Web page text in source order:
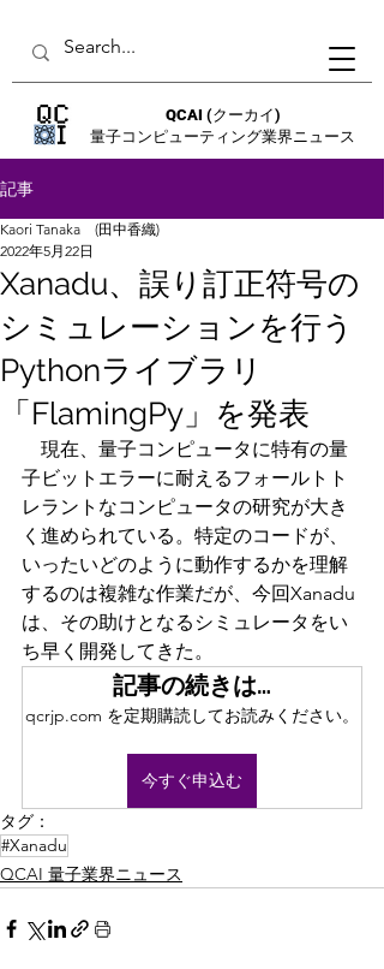
QCAI (クーカイ)
量子コンピューティング業界ニュース
記事
Xanadu、誤り訂正符号の
シミュレーションを行う
Pythonライブラリ
「FlamingPy」を発表
Kaori Tanaka (田中香織)
2022年5月22日
現在、量子コンピュータに特有の量
子ビットエラーに耐えるフォールトト
レラントなコンピュータの研究が大き
く進められている。特定のコードが、
いったいどのように動作するかを理解
するのは複雑な作業だが、今回Xanadu
は、その助けとなるシミュレータをい
ち早く開発してきた。
記事の続きは…
qcrjp.com を定期購読してお読みください。
今すぐ申込む
タグ：
#Xanadu
QCAI 量子業界ニュース